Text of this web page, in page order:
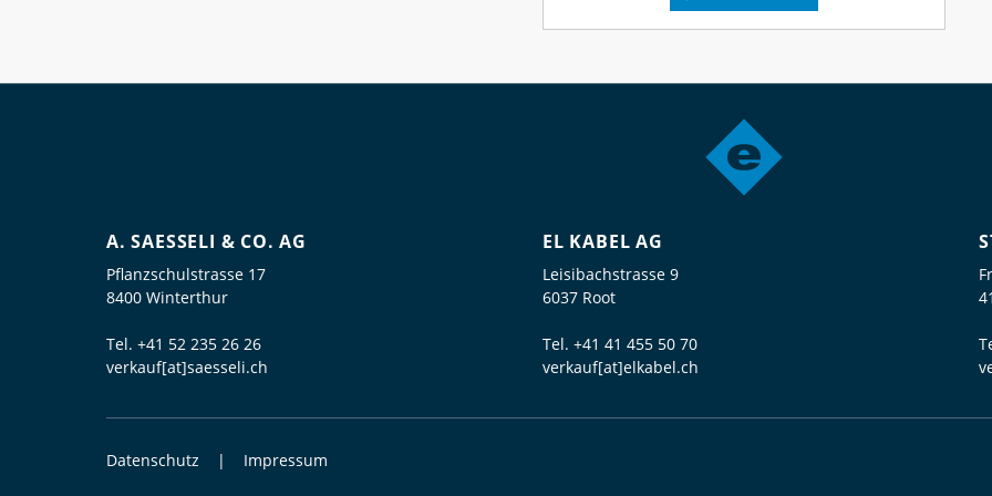
A. SAESSELI & CO. AG
Pflanzschulstrasse 17
8400 Winterthur
Tel. +41 52 235 26 26
verkauf[at]saesseli.ch
EL KABEL AG
Leisibachstrasse 9
6037 Root
Tel. +41 41 455 50 70
verkauf[at]elkabel.ch
Datenschutz Impressum